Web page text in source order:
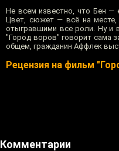
Не всем известно, что Бен —
Цвет, сюжет — всё на месте,
отыгравшими все роли. Ну и
"Город воров" говорит сама
общем, гражданин Аффлек
Рецензия на фильм
Комментарии